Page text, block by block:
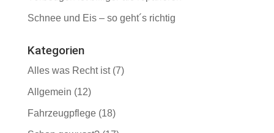
Schnee und Eis – so geht´s richtig
Kategorien
Alles was Recht ist(7)
Allgemein (12)
Fahrzeugpflege(18)